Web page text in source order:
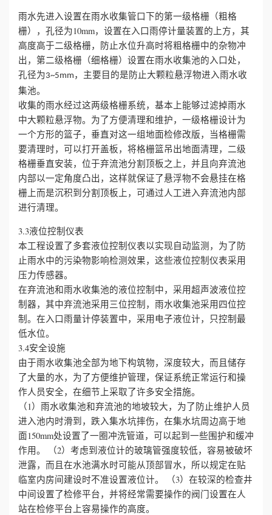
雨水先进入设置在雨水收集管口下的第一级格栅（粗格
栅），孔径为10mm，设置在入口雨停计量装置的上方，其
高度高于二级格栅，防止水位升高时将粗格栅中的杂物冲
出，第二级格栅（细格栅）设置在雨水收集池的入口处，
孔径为3~5mm ，主要目的是防止大颗粒悬浮物进入雨水收
集池。
收集的雨水经过这两级格栅系统，基本上能够过滤掉雨水
中大颗粒悬浮物。为了方便清理和维护，一级格栅设计为
一个方形的篮子，垂直对这一组地面检修改版，当格栅需
要清理时，可以打开盖板，将格栅篮吊出地面清理，二级
格栅垂直安装，位于弃流池分割顶板之上，并且向弃流池
内部以一定角度凸出，这样就保证了悬浮物不会悬挂在格
栅上而是沉积到分割顶板上，可通过人工进入弃流池内部
进行清理。
3.3液位控制仪表
本工程设置了多套液位控制仪表以实现自动监测，为了防
止雨水中的污染物影响检测效果，这些液位控制仪表采用
压力传感器。
在弃流池和雨水收集池的液位控制中，采用超声波液位控
制器，其中弃流池采用三位控制，雨水收集池采用四位控
制。在入口雨量计停装置中，采用电子液位计，只控制最
低水位。
3.4安全设施
由于雨水收集池全部为地下构筑物，深度较大，而且储存
了大量的水，为了方便维护管理，保证系统正常运行和操
作人员安全，在细节上采取了许多安全措施。
（1）雨水收集池和弃流池的地坡较大，为了防止维护人员
进入池内时滑到，跌入集水坑摔伤，在集水坑周边高于地
面150mm处设置了一圈冲洗管道，可以起到一些围护和缓冲
作用。
（2）考虑到液位计的玻璃管强度较低，容易被破坏
泄露，而且在水池满水时可能从顶部冒水，所以规定在贴
临室内房间建设时不准设置液位计。
（3）在较深的检查井
中间设置了检修平台，并将经常需要操作的阀门设置在人
站在检修平台上容易操作的高度。